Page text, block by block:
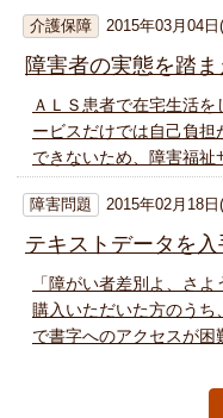
介護保障 2015年03月04日
障害者の実態を踏
ＡＬＳ患者で在宅生活
ービスだけでは自己負
できないため、障害福祉
障害問題 2015年02月18日
テキストデータを
「障がい者差別よ、さ
購入いただいた方のう
で書字へのアクセスが困